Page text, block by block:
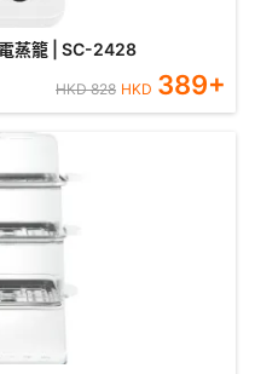
蒸籠 | SC-2428
HKD828 HKD 389+